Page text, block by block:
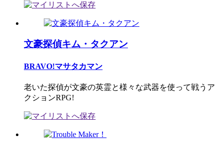
文豪探偵キム・タクアン
BRAVO!マサタカマン
老いた探偵が文豪の英霊と様々な武器を使って戦うア
クションRPG!